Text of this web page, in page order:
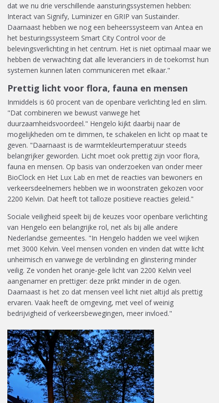
dat we nu drie verschillende aansturingssystemen hebben:
Interact van Signify, Luminizer en GRIP van Sustainder.
Daarnaast hebben we nog een beheerssysteem van Antea en
het besturingssysteem Smart City Control voor de
belevingsverlichting in het centrum. Het is niet optimaal maar we
hebben de verwachting dat alle leveranciers in de toekomst hun
systemen kunnen laten communiceren met elkaar."
Prettig licht voor flora, fauna en mensen
Inmiddels is 60 procent van de openbare verlichting led en slim.
"Dat combineren we bewust vanwege het
duurzaamheidsvoordeel." Hengelo kijkt daarbij naar de
mogelijkheden om te dimmen, te schakelen en licht op maat te
geven. "Daarnaast is de warmtekleurtemperatuur steeds
belangrijker geworden. Licht moet ook prettig zijn voor flora,
fauna en mensen. Op basis van onderzoeken van onder meer
BioClock en Het Lux Lab en met de reacties van bewoners en
verkeersdeelnemers hebben we in woonstraten gekozen voor
2200 Kelvin. Dat heeft tot talloze positieve reacties geleid."
Sociale veiligheid speelt bij de keuzes voor openbare verlichting
van Hengelo een belangrijke rol, net als bij alle andere
Nederlandse gemeentes. "In Hengelo hadden we veel wijken
met 3000 Kelvin. Veel mensen vonden en vinden dat witte licht
unheimisch en vanwege de verblinding en glinstering minder
veilig. Ze vonden het oranje-gele licht van 2200 Kelvin veel
aangenamer en prettiger: deze prikt minder in de ogen.
Daarnaast is het zo dat mensen veel licht niet altijd als prettig
ervaren. Vaak heeft de omgeving, met veel of weinig
bedrijvigheid of verkeersbewegingen, meer invloed."